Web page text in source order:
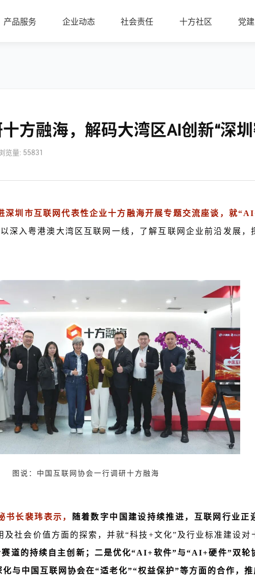
产品服务 企业动态 社会责任 十方社区 党
方融海，解码大湾区AI创新“深
览量: 55831
深圳市互联网代表性企业十方融海开展专题交流座谈，就
深入粤港澳大湾区互联网一线，了解互联网企业前沿发展，
图说：中国互联网协会一行调研十方融海
书长裴玮表示， 随着数字中国建设持续推进，互联网行业正
社会价值方面的探索，并就“科技+文化”及行业标准建设对
道的持续自主创新；二是优化“AI+软件”与“AI+硬件”双轮
与中国互联网协会在“适老化”“权益保护”等方面的合作，推